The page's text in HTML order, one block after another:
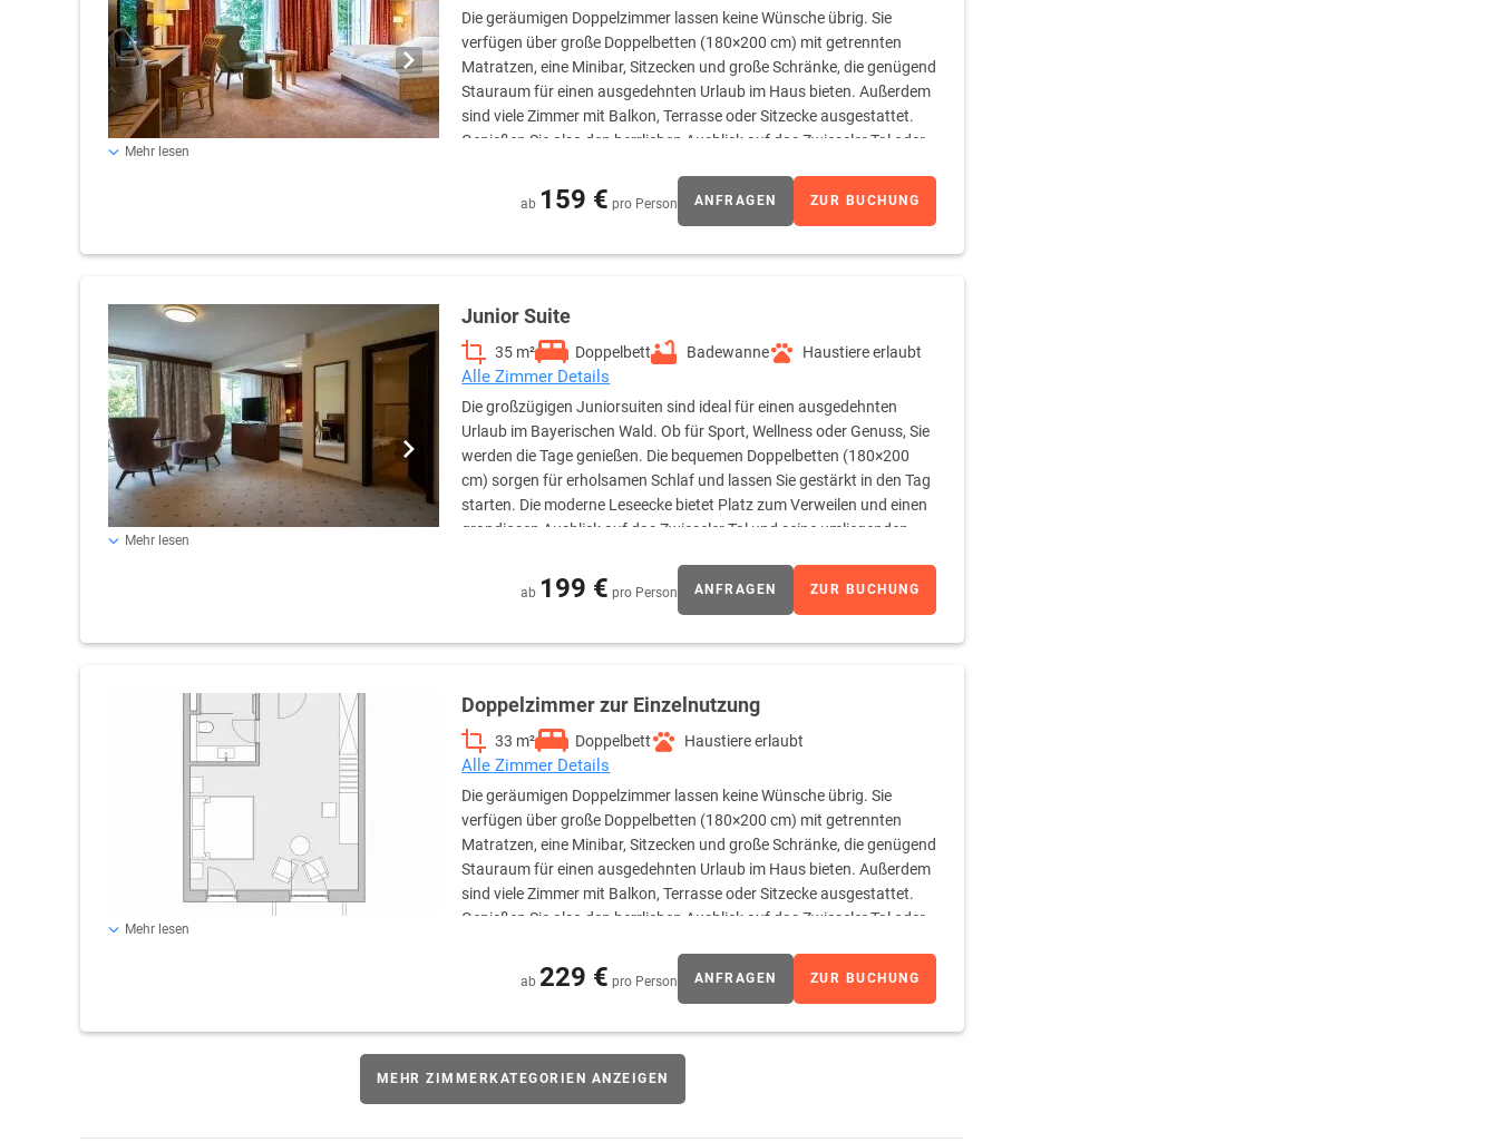
Die geräumigen Doppelzimmer lassen keine Wünsche übrig. Sie
verfügen über große Doppelbetten (180×200 cm) mit getrennten
Matratzen, eine Minibar, Sitzecken und große Schränke, die genügend
Stauraum für einen ausgedehnten Urlaub im Haus bieten. Außerdem
sind viele Zimmer mit Balkon, Terrasse oder Sitzecke ausgestattet.
Genießen Sie also den herrlichen Ausblick auf das Zwieseler Tal oder
eine Dusche oder eine Badewanne, einen Haartrockner und einen beleuchteten Schmink- und Rasierspiegel. Flauschige
Bademäntel und hochwertige Pflegeprodukte runden die Badezimmerausstattung ab.
Mehr lesen
ab 159 € pro Person ANFRAGEN ZUR BUCHUNG
Junior Suite
35 m² Doppelbett Badewanne Haustiere erlaubt
Alle Zimmer Details
Die großzügigen Juniorsuiten sind ideal für einen ausgedehnten
Urlaub im Bayerischen Wald. Ob für Sport, Wellness oder Genuss, Sie
werden die Tage genießen. Die bequemen Doppelbetten (180×200
cm) sorgen für erholsamen Schlaf und lassen Sie gestärkt in den Tag
starten. Die moderne Leseecke bietet Platz zum Verweilen und einen
grandiosen Ausblick auf das Zwieseler Tal und seine umliegenden
verfügen selbstverständlich über beleuchtete Schmink- und Rasierspiegel, Haartrockner und flauschige Bademäntel.
Mehr lesen
ab 199 € pro Person ANFRAGEN ZUR BUCHUNG
Doppelzimmer zur Einzelnutzung
33 m² Doppelbett Haustiere erlaubt
Alle Zimmer Details
Die geräumigen Doppelzimmer lassen keine Wünsche übrig. Sie
verfügen über große Doppelbetten (180×200 cm) mit getrennten
Matratzen, eine Minibar, Sitzecken und große Schränke, die genügend
Stauraum für einen ausgedehnten Urlaub im Haus bieten. Außerdem
sind viele Zimmer mit Balkon, Terrasse oder Sitzecke ausgestattet.
Genießen Sie also den herrlichen Ausblick auf das Zwieseler Tal oder
eine Dusche oder eine Badewanne, einen Haartrockner und einen beleuchteten Schmink- und Rasierspiegel. Flauschige
Bademäntel und hochwertige Pflegeprodukte runden die Badezimmerausstattung ab.
Mehr lesen
ab 229 € pro Person ANFRAGEN ZUR BUCHUNG
MEHR ZIMMERKATEGORIEN ANZEIGEN